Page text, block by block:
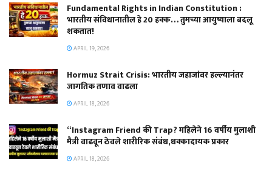
Fundamental Rights in Indian Constitution :
भारतीय संविधानातील हे 20 हक्क… तुमच्या आयुष्याला बदलू
शकतात!
APRIL 19, 2026
Hormuz Strait Crisis: भारतीय जहाजांवर हल्ल्यानंतर
जागतिक तणाव वाढला
APRIL 18, 2026
“Instagram Friend की Trap? महिलेने 16 वर्षीय मुलाशी
मैत्री वाढवून ठेवले शारीरिक संबंध,धक्कादायक प्रकार
APRIL 18, 2026